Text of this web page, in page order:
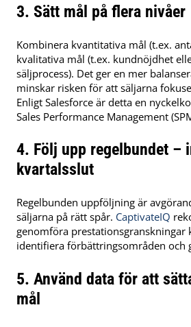
3. Sätt mål på flera nivåer
Kombinera kvantitativa mål (t.ex.
kvalitativa mål (t.ex. kundnöjdhet
säljprocess). Det ger en mer
minskar risken för att säljarna
Enligt Salesforce är detta en
Sales Performance Management
4. Följ upp regelbundet –
kvartalsslut
Regelbunden uppföljning är
säljarna på rätt spår. CaptivateIQ
genomföra
identifiera förbättringsområden och
5. Använd data för att
mål